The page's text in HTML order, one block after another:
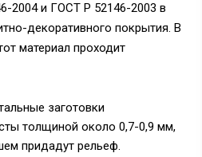
2004 и ГОСТ Р 52146-2003 в
декоративного покрытия. В
материал проходит
заготовки
толщиной около 0,7-0,9 мм,
придадут рельеф.